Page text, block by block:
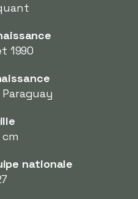
1990
cm
nationale